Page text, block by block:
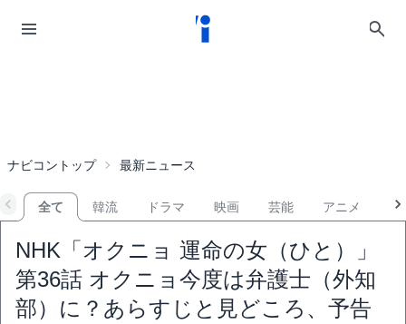
ナビコントップ 最新ニュース
全て 韓流 ドラマ 映画 芸能 アニメ
NHK「オクニョ 運命の女（ひと）」
第36話 オクニョ今度は弁護士（外知
部）に？あらすじと見どころ、予告